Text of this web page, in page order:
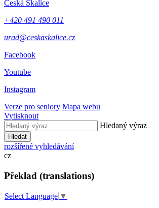
Česká Skalice
+420 491 490 011
urad@ceskaskalice.cz
Facebook
Youtube
Instagram
Verze pro seniory Mapa webu
Vytisknout
Hledaný výraz
Hledat
rozšířené vyhledávání
cz
Překlad (translations)
Select Language ▼